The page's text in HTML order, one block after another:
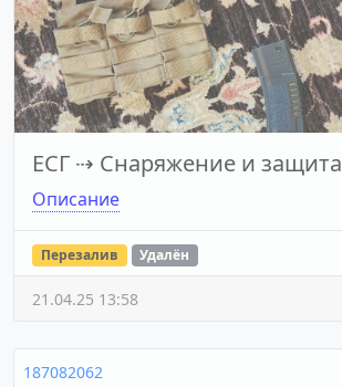
ЕСГ ⇢ Снаряжение и защита
Описание
Перезалив Удалён
21.04.25 13:58
187082062